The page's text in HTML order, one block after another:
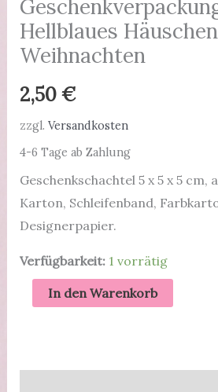
Hellblaues
Weihnachten
2,50€
zzgl. Versandkosten
4-6 Tage ab Zahlung
Geschenkschachtel 5 x 5 x 5 cm,
Karton, Schleifenband,
Designerpapier.
Verfügbarkeit: 1 vorrätig
Geschenkverpackung
In den Warenkorb